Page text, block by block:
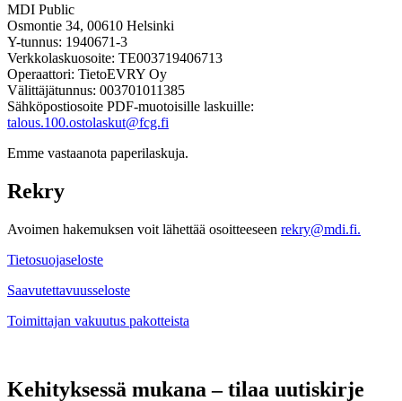
MDI Public
Osmontie 34, 00610 Helsinki
Y-tunnus: 1940671-3
Verkkolaskuosoite: TE003719406713
Operaattori: TietoEVRY Oy
Välittäjätunnus: 003701011385
Sähköpostiosoite PDF-muotoisille laskuille:
talous.100.ostolaskut@fcg.fi
Emme vastaanota paperilaskuja.
Rekry
Avoimen hakemuksen voit lähettää osoitteeseen rekry@mdi.fi.
Tietosuojaseloste
Saavutettavuusseloste
Toimittajan vakuutus pakotteista
Kehityksessä mukana – tilaa uutiskirje